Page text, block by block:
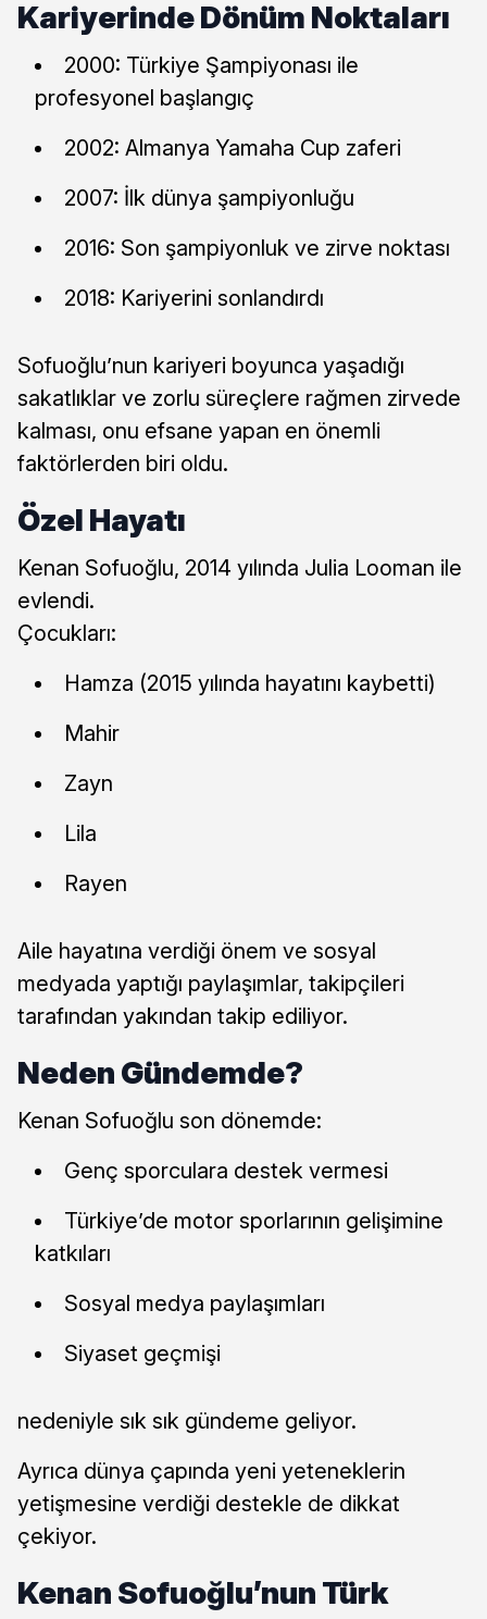
Kariyerinde Dönüm Noktaları
2000: Türkiye Şampiyonası ile
profesyonel başlangıç
2002: Almanya Yamaha Cup zaferi
2007: İlk dünya şampiyonluğu
2016: Son şampiyonluk ve zirve noktası
2018: Kariyerini sonlandırdı
Sofuoğlu’nun kariyeri boyunca yaşadığı
sakatlıklar ve zorlu süreçlere rağmen zirvede
kalması, onu efsane yapan en önemli
faktörlerden biri oldu.
Özel Hayatı
Kenan Sofuoğlu, 2014 yılında Julia Looman ile
evlendi.
Çocukları:
Hamza (2015 yılında hayatını kaybetti)
Mahir
Zayn
Lila
Rayen
Aile hayatına verdiği önem ve sosyal
medyada yaptığı paylaşımlar, takipçileri
tarafından yakından takip ediliyor.
Neden Gündemde?
Kenan Sofuoğlu son dönemde:
Genç sporculara destek vermesi
Türkiye’de motor sporlarının gelişimine
katkıları
Sosyal medya paylaşımları
Siyaset geçmişi
nedeniyle sık sık gündeme geliyor.
Ayrıca dünya çapında yeni yeteneklerin
yetişmesine verdiği destekle de dikkat
çekiyor.
Kenan Sofuoğlu’nun Türk